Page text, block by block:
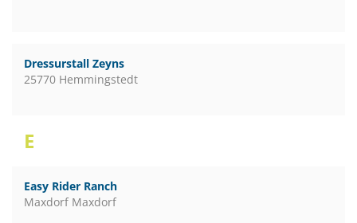
Dressurstall Zeyns
25770 Hemmingstedt
E
Easy Rider Ranch
Maxdorf Maxdorf